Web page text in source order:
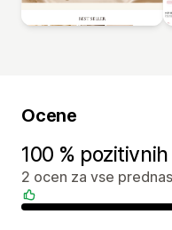
Ocene
100 % pozitivnih
2 ocen za vse
Pozitivne ocene